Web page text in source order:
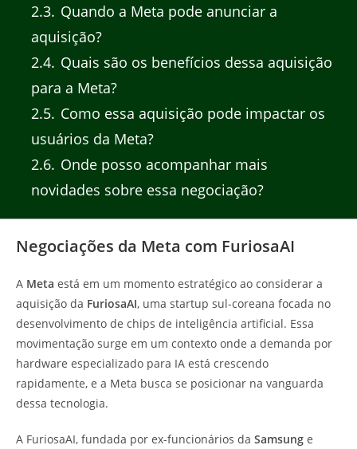
2.3 Quando a Meta pode anunciar a
aquisição?
2.4 Quais são os benefícios dessa aquisição
para a Meta?
2.5 Como essa aquisição pode impactar os
usuários da Meta?
2.6 Onde posso acompanhar mais
novidades sobre essa negociação?
Negociações da Meta com FuriosaAI
A Meta está em um momento estratégico ao considerar a
aquisição da FuriosaAI, uma startup sul-coreana focada no
desenvolvimento de chips de inteligência artificial. Essa
movimentação surge em um contexto onde a demanda por
hardware especializado para IA está crescendo
rapidamente, e a Meta busca se posicionar na vanguarda
dessa tecnologia.
A FuriosaAI, fundada por ex-funcionários da Samsung e